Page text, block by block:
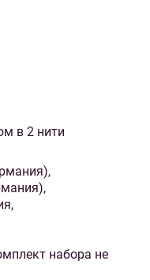
в 2 нити
набора не